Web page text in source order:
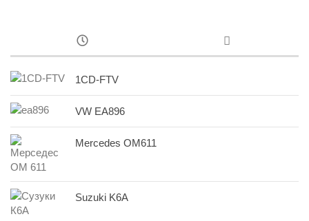
1CD-FTV
VW EA896
Mercedes OM611
Suzuki K6A